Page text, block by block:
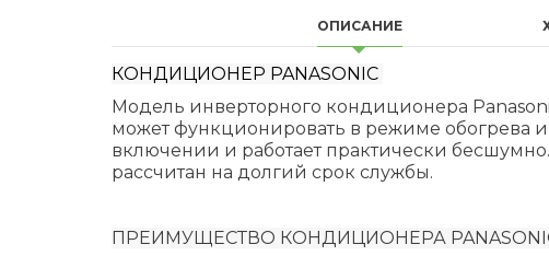
ОПИСАНИЕ
КОНДИЦИОНЕР PANASONIC
Модель инверторного кондиционера
может функционировать в режиме обогрева
включении и работает практически
рассчитан на долгий срок службы.
ПРEИМУЩЕСТВО КОНДИЦИОНЕРА